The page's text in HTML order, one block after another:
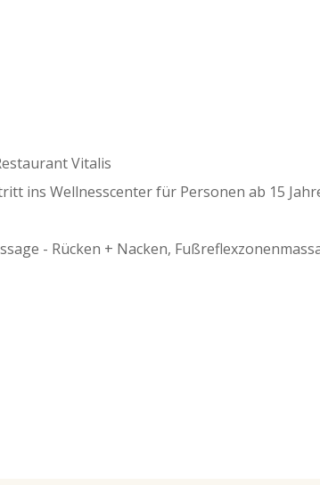
Vitalis
ins Wellnesscenter für Personen ab 15
- Rücken + Nacken,